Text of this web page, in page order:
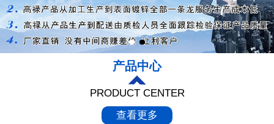
产品中心
PRODUCT CENTER
查看更多